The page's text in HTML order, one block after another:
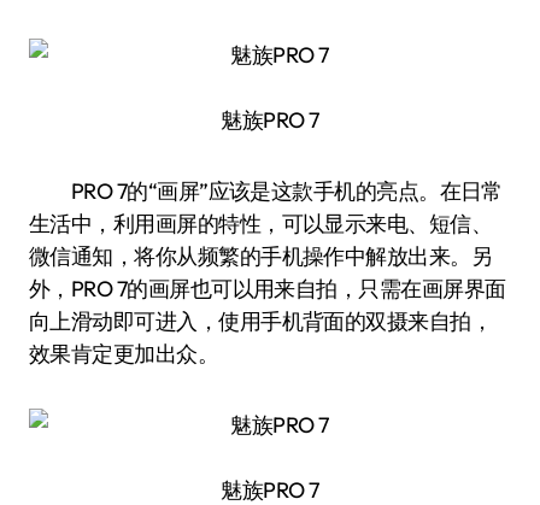
魅族PRO 7
PRO 7的“画屏”应该是这款手机的亮点。在日常
生活中，利用画屏的特性，可以显示来电、短信、
微信通知，将你从频繁的手机操作中解放出来。另
外，PRO 7的画屏也可以用来自拍，只需在画屏界面
向上滑动即可进入，使用手机背面的双摄来自拍，
效果肯定更加出众。
魅族PRO 7